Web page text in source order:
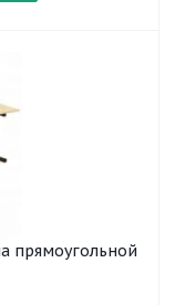
прямоугольной